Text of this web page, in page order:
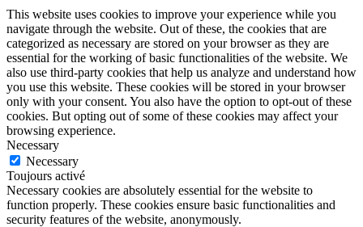
This website uses cookies to improve your experience while you
navigate through the website. Out of these, the cookies that are
categorized as necessary are stored on your browser as they are
essential for the working of basic functionalities of the website. We
also use third-party cookies that help us analyze and understand how
you use this website. These cookies will be stored in your browser
only with your consent. You also have the option to opt-out of these
cookies. But opting out of some of these cookies may affect your
browsing experience.
Necessary
Necessary
Toujours activé
Necessary cookies are absolutely essential for the website to
function properly. These cookies ensure basic functionalities and
security features of the website, anonymously.